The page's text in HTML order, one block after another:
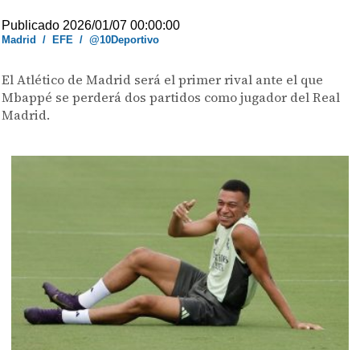
Publicado 2026/01/07 00:00:00
Madrid / EFE /@10Deportivo
El Atlético de Madrid será el primer rival ante el que
Mbappé se perderá dos partidos como jugador del Real
Madrid.